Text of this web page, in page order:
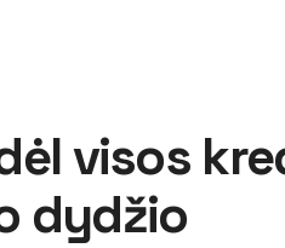
visos
dydžio